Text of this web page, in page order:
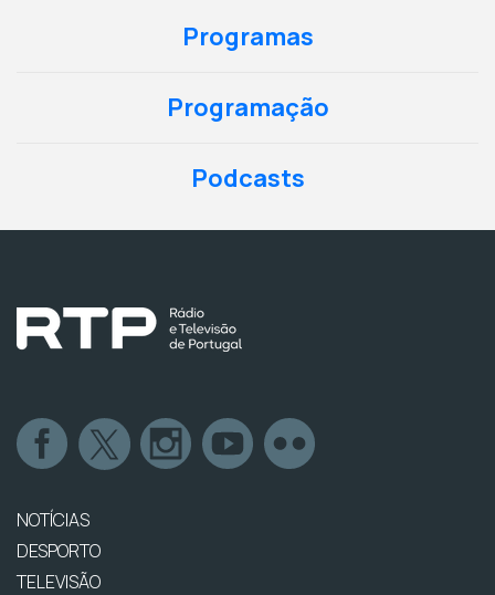
Programas
Programação
Podcasts
NOTÍCIAS
DESPORTO
TELEVISÃO